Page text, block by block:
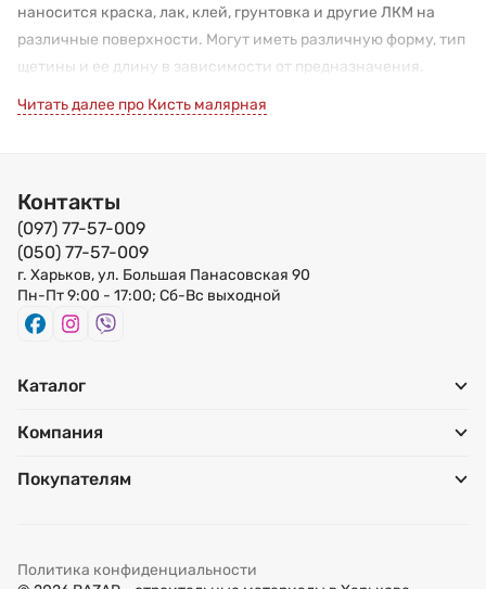
наносится краска, лак, клей, грунтовка и другие ЛКМ на
различные поверхности. Могут иметь различную форму, тип
щетины и ее длину в зависимости от предназначения.
окрашивания, лакирования, грунтования различных
поверхностей. С их помощью можно получить ровную
гладкую поверхность. Она помогает сгладить
свежеокрашенные поверхности и удалить все потеки и
следы грубого нанесения краски или лака.
сухой кисти. Ширина от 25 до 100 мм.
таких как радиаторы отопления, трубы, углы,
грунтования и окрашивания поверхностей небольшой
Читать далее про Кисть малярная
Контакты
(097) 77-57-009
(050) 77-57-009
г. Харьков, ул. Большая Панасовская 90
Пн-Пт 9:00 - 17:00; Сб-Вс выходной
Каталог
Компания
Покупателям
Политика конфиденциальности